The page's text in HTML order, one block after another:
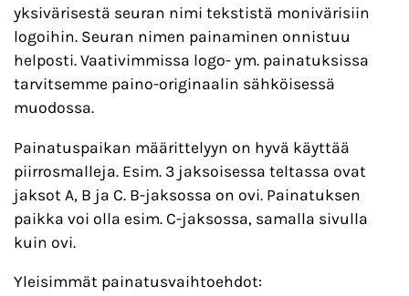
yksivärisestä seuran nimi tekstistä monivärisiin
logoihin. Seuran nimen painaminen onnistuu
helposti. Vaativimmissa logo- ym. painatuksissa
tarvitsemme paino-originaalin sähköisessä
muodossa.
Painatuspaikan määrittelyyn on hyvä käyttää
piirrosmalleja. Esim. 3 jaksoisessa teltassa ovat
jaksot A, B ja C. B-jaksossa on ovi. Painatuksen
paikka voi olla esim. C-jaksossa, samalla sivulla
kuin ovi.
Yleisimmät painatusvaihtoehdot: